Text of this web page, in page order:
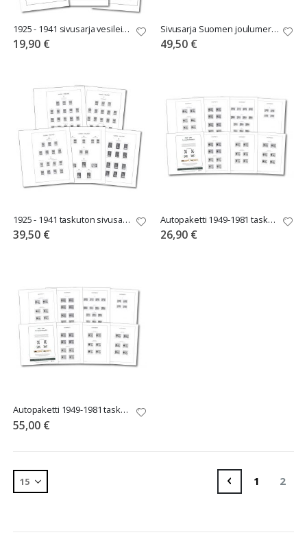
1925 - 1941 sivusarja vesileimaeroille LAPE-kansioon
19,90 €
Sivusarja Suomen joulumerkeille Leuchtturmin kansioon
49,50 €
1925 - 1941 taskuton sivusarja vesileimaeroille
39,50 €
Autopaketti 1949-1981 taskuton sivusarja
26,90 €
Autopaketti 1949-1981 taskullinen sivusarja
55,00 €
SivuSivu
Edellinen
Sivu
1 2